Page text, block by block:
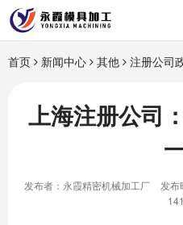
首页
产品中心
关于我们
首页 新闻中心 其他 注册公司
上海注册公司
发布者：永霞精密机械加工厂 发